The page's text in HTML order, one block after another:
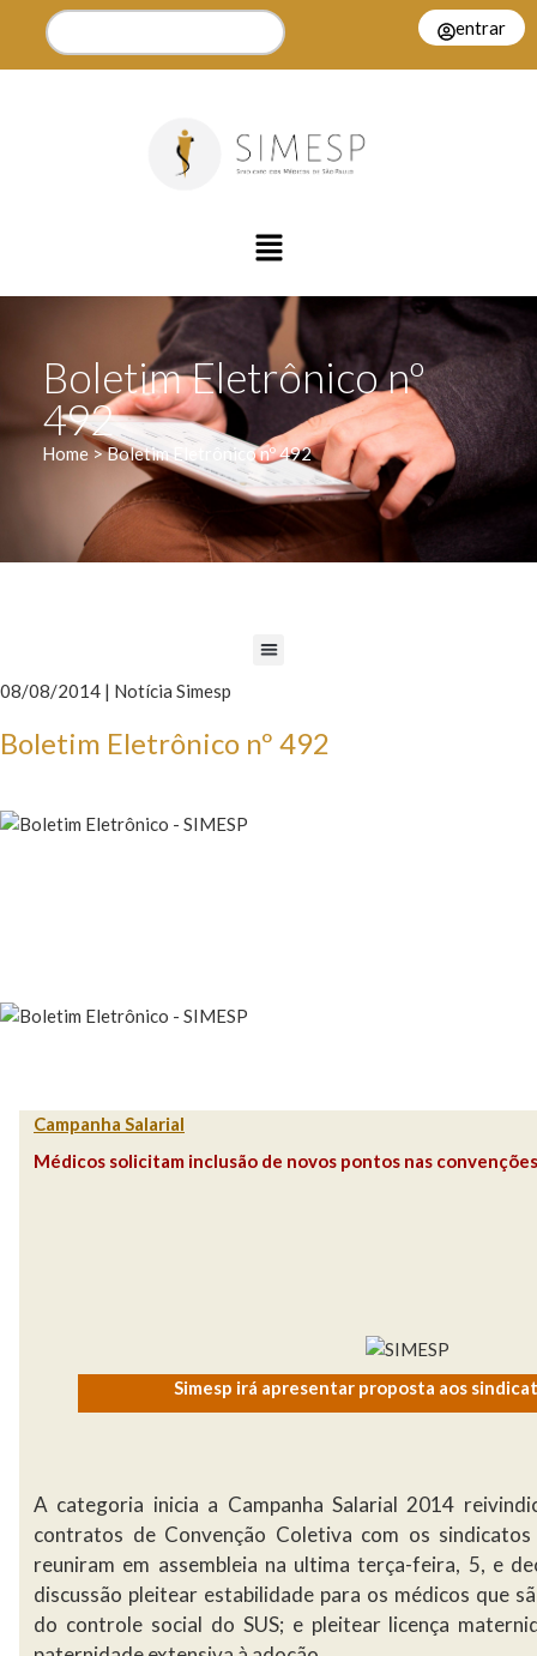
entrar
Boletim Eletrônico nº
492
Home > Boletim Eletrônico nº 492
08/08/2014 | Notícia Simesp
Boletim Eletrônico nº 492
Campanha Salarial
Médicos solicitam inclusão de novos pontos nas
Simesp irá apresentar proposta aos
A categoria inicia a Campanha Salarial 2014
contratos de Convenção Coletiva com os
reuniram em assembleia na ultima terça-feira, 5, e
discussão pleitear estabilidade para os médicos que
do controle social do SUS; e pleitear licença